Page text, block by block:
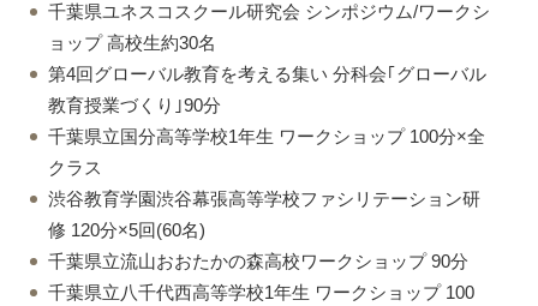
千葉県ユネスコスクール研究会 シンポジウム/ワークシ
ョップ 高校生約30名
第4回グローバル教育を考える集い 分科会｢グローバル
教育授業づくり｣90分
千葉県立国分高等学校1年生 ワークショップ 100分×全
クラス
渋谷教育学園渋谷幕張高等学校ファシリテーション研
修 120分×5回(60名)
千葉県立流山おおたかの森高校ワークショップ 90分
千葉県立八千代西高等学校1年生 ワークショップ 100